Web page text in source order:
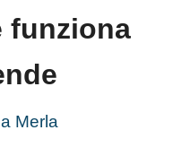
funziona
Merla